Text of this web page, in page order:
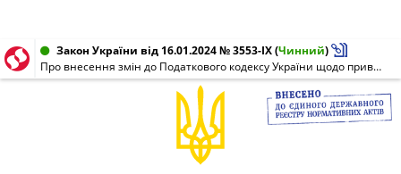
Закон України від 16.01.2024 № 3553-IX(Чинний)
Про внесення змін до Податкового кодексу України щодо приведення деяких норм у відповідність із Законом України "Про Митний тариф України" та уточнення окремих положень